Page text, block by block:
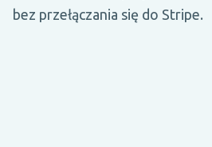
bez przełączania się do Stripe.